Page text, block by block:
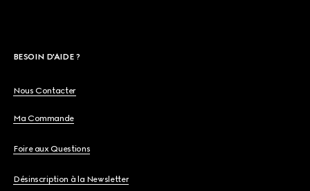
BESOIN D'AIDE ?
Nous Contacter
Ma Commande
Foire aux Questions
Désinscription à la Newsletter